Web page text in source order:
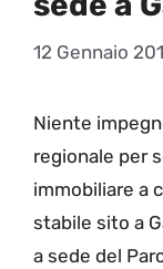
12 Gennaio
Niente
regionale per
immobiliare a
stabile sito a
a sede del